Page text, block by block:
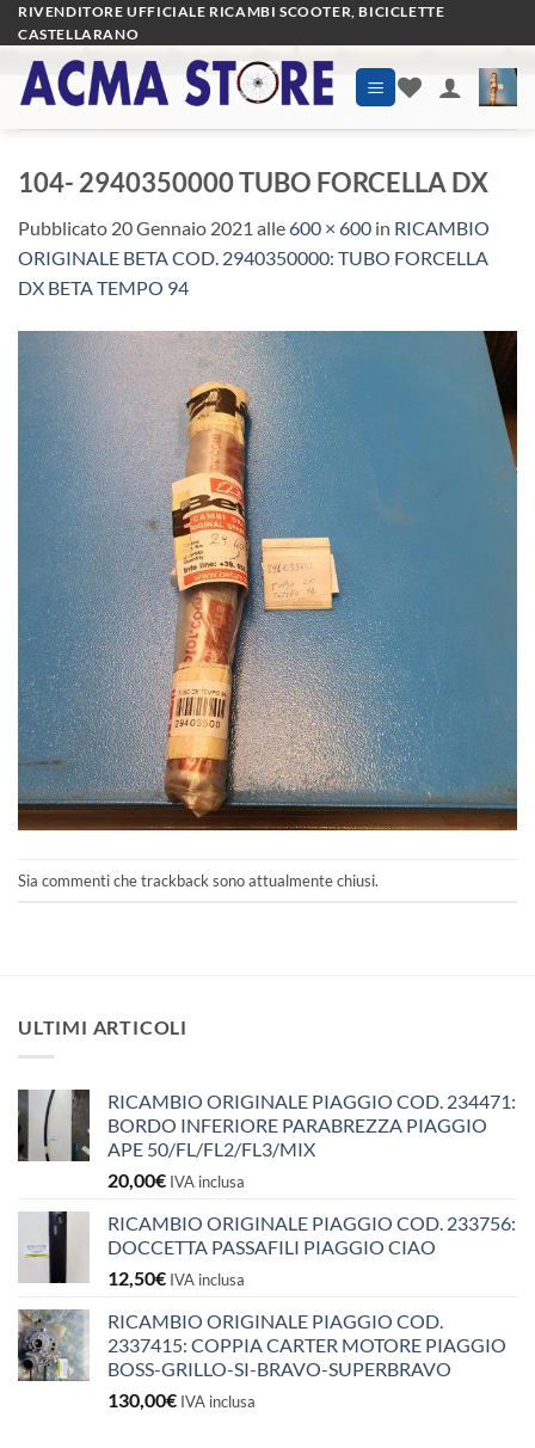
Salta
ai
contenuti
RIVENDITORE UFFICIALE RICAMBI SCOOTER, BICICLETTE
CASTELLARANO
104- 2940350000 TUBO FORCELLA DX
Pubblicato 20 Gennaio 2021 alle600 × 600 in RICAMBIO
ORIGINALE BETA COD. 2940350000: TUBO FORCELLA
DX BETA TEMPO 94
Sia commenti che trackback sono attualmente chiusi.
ULTIMI ARTICOLI
RICAMBIO ORIGINALE PIAGGIO COD. 234471:
BORDO INFERIORE PARABREZZA PIAGGIO
APE 50/FL/FL2/FL3/MIX
20,00€ IVA inclusa
RICAMBIO ORIGINALE PIAGGIO COD. 233756:
DOCCETTA PASSAFILI PIAGGIO CIAO
12,50€ IVA inclusa
RICAMBIO ORIGINALE PIAGGIO COD.
2337415: COPPIA CARTER MOTORE PIAGGIO
BOSS-GRILLO-SI-BRAVO-SUPERBRAVO
130,00€ IVA inclusa